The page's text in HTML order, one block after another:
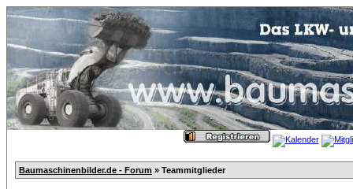
Baumaschinenbilder.de - Forum » Teammitglieder